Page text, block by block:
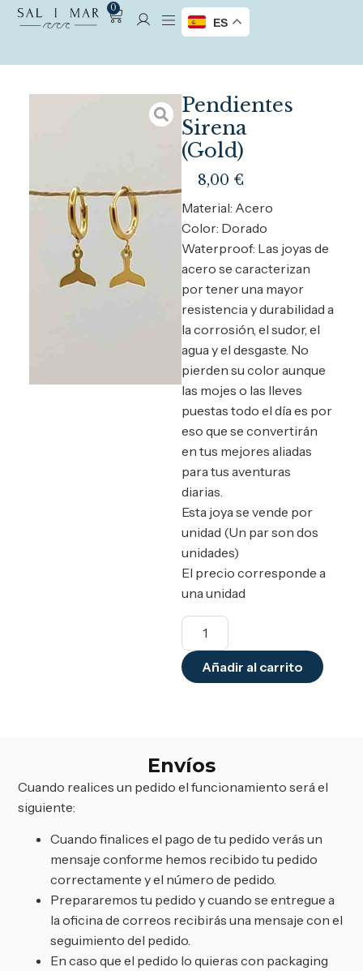
0
ES
Pendientes
Sirena
(Gold)
8,00 €
Material: Acero
Color: Dorado
Waterproof: Las joyas de
acero se caracterizan
por tener una mayor
resistencia y durabilidad a
la corrosión, el sudor, el
agua y el desgaste. No
pierden su color aunque
las mojes o las lleves
puestas todo el día es por
eso que se convertirán
en tus mejores aliadas
para tus aventuras
diarias.
Esta joya se vende por
unidad (Un par son dos
unidades)
El precio corresponde a
una unidad
Añadir al carrito
Envíos
Cuando realices un pedido el funcionamiento será el
siguiente:
Cuando finalices el pago de tu pedido verás un
mensaje conforme hemos recibido tu pedido
correctamente y el número de pedido.
Prepararemos tu pedido y cuando se entregue a
la oficina de correos recibirás una mensaje con el
seguimiento del pedido.
En caso que el pedido lo quieras con packaging